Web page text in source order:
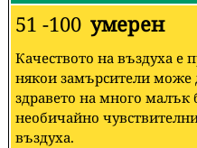
51 -100 умерен
Качеството на въздуха е
някои замърсители може
здравето на много малък
необичайно
въздуха.